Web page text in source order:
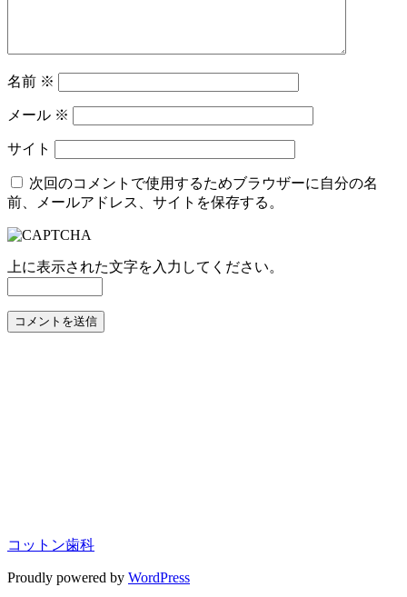
名前 ※
メール ※
サイト
次回のコメントで使用するためブラウザーに自分の名
前、メールアドレス、サイトを保存する。
上に表示された文字を入力してください。
コットン歯科
Proudly powered by WordPress